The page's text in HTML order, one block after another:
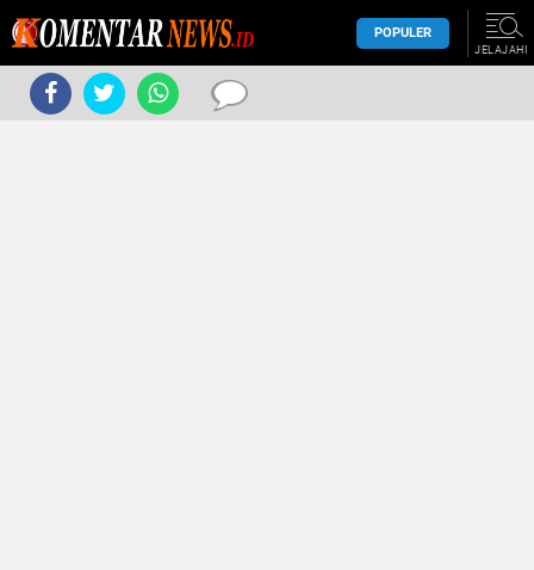
POPULER
JELAJAHI